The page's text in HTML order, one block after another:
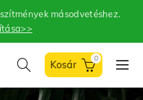
másodvetéshez.
0